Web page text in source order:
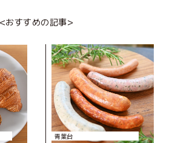
ジェラさんが、モルドバ産
<おすすめの記事>
青葉台